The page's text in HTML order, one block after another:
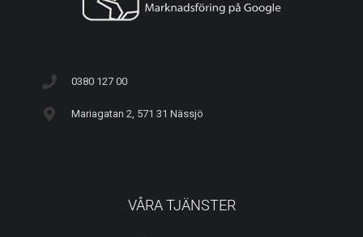
0380 127 00
Mariagatan 2, 571 31 Nässjö
VÅRA TJÄNSTER